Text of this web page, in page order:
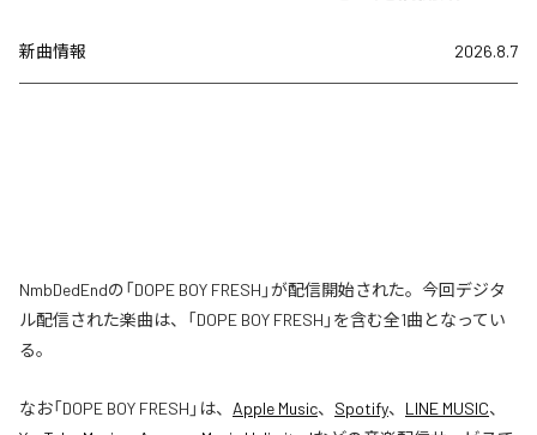
新曲情報 2026.8.7
NmbDedEndの「DOPE BOY FRESH」が配信開始された。今回デジタ
ル配信された楽曲は、「DOPE BOY FRESH」を含む全1曲となってい
る。
なお「DOPE BOY FRESH 」は、 Apple Music、 Spotify、 LINE MUSIC、